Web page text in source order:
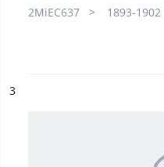
2MiEC637
1893-1902
n°
3